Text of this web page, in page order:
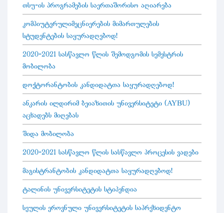
თსუ-ის პროგრამების საერთაშორისო აღიარება
კომპიუტერულიმეცნიერების მიმართულების
სტუდენტების საყურადღებოდ!
2020-2021 სასწავლო წლის შემოდგომის სემესტრის
მობილობა
დოქტორანტობის კანდიდატთა საყურადღებოდ!
ანკარის ილდირიმ ბეიაზითის უნივერსიტეტი (AYBU)
აცხადებს მიღებას
შიდა მობილობა
2020-2021 სასწავლო წლის სასწავლო პროცესის ვადები
მაგისტრანტობის კანდიდატთა საყურადღებოდ!
ტალინის უნივერსიტეტის სტიპენდია
სეულის ეროვნული უნივერსიტეტის საპრეზიდენტო